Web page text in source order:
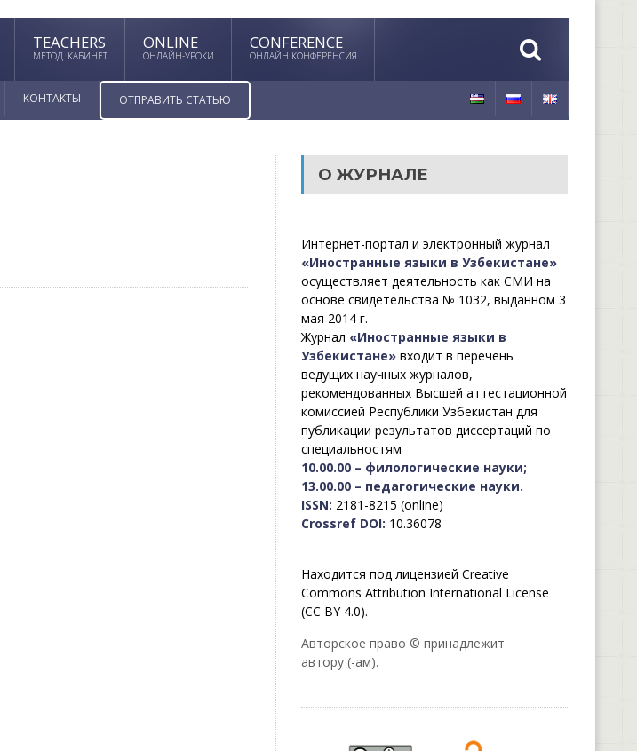
TEACHERS
МЕТОД. КАБИНЕТ
ONLINE
ОНЛАЙН-УРОКИ
CONFERENCE
ОНЛАЙН КОНФЕРЕНСИЯ
КОНТАКТЫ ОТПРАВИТЬ СТАТЬЮ
О ЖУРНАЛЕ
Интернет-портал и электронный журнал
«Иностранные языки в Узбекистане»
осуществляет деятельность как СМИ на
основе свидетельства № 1032, выданном 3
мая 2014 г.
Журнал «Иностранные языки в
Узбекистане»входит в перечень
ведущих научных журналов,
рекомендованных Высшей аттестационной
комиссией Республики Узбекистан для
публикации результатов диссертаций по
специальностям
10.00.00 – филологические науки;
13.00.00 – педагогические науки.
ISSN: 2181-8215 (online)
Crossref DOI: 10.36078
Находится под лицензией Creative
Commons Attribution International License
(CC BY 4.0).
Авторское право © принадлежит
автору (-ам).